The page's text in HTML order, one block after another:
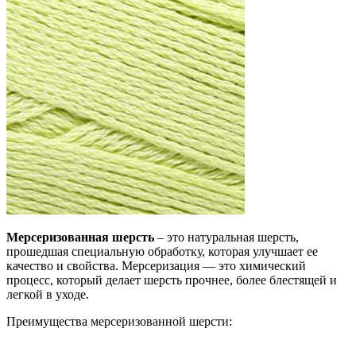
Мерсеризованная шерсть – это натуральная шерсть,
прошедшая специальную обработку, которая улучшает ее
качество и свойства. Мерсеризация — это химический
процесс, который делает шерсть прочнее, более блестящей и
легкой в уходе.
Преимущества мерсеризованной шерсти: